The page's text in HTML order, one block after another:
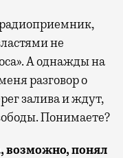
не
А однажды на
разговор о
залива и ждут,
Понимаете?
возможно, понял